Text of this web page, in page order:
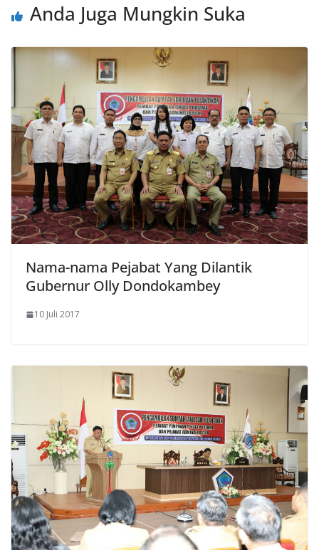
Anda Juga Mungkin Suka
Nama-nama Pejabat Yang Dilantik
Gubernur Olly Dondokambey
10 Juli 2017